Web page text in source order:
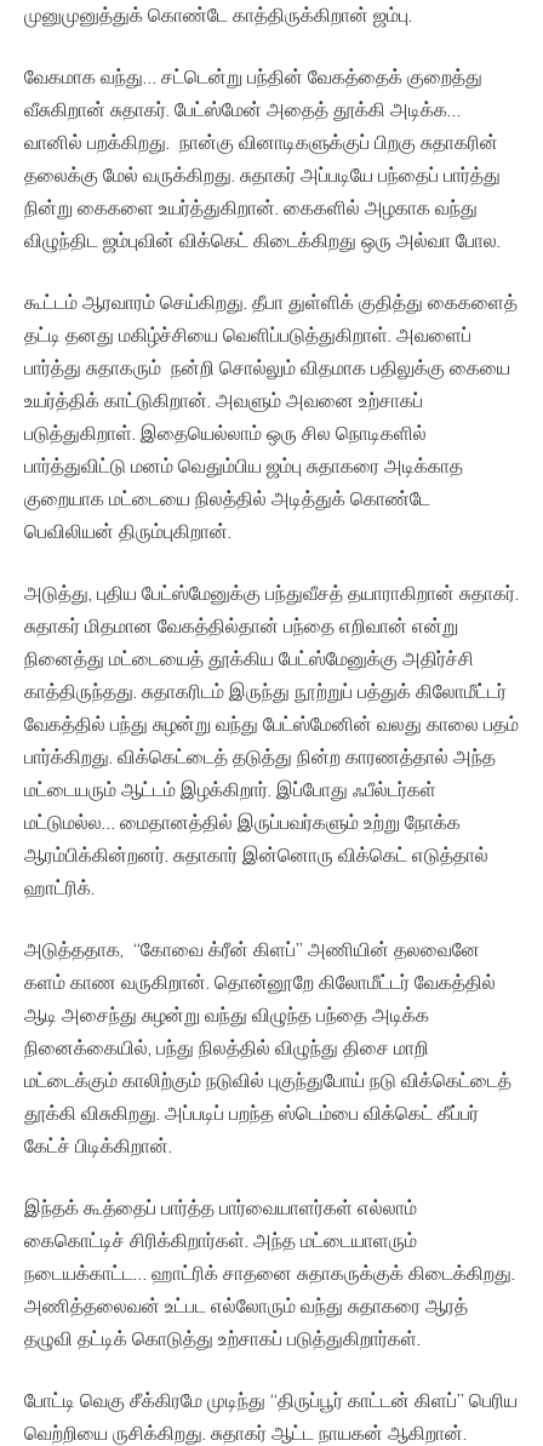
முனுமுனுத்துக் கொண்டே காத்திருக்கிறான் ஜம்பு.
வேகமாக வந்து… சட்டென்று பந்தின் வேகத்தைக் குறைத்து
வீசுகிறான் சுதாகர். பேட்ஸ்மேன் அதைத் தூக்கி அடிக்க…
வானில் பறக்கிறது. நான்கு வினாடிகளுக்குப் பிறகு சுதாகரின்
தலைக்கு மேல் வருக்கிறது. சுதாகர் அப்படியே பந்தைப் பார்த்து
நின்று கைகளை உயர்த்துகிறான். கைகளில் அழகாக வந்து
விழுந்திட ஜம்புவின் விக்கெட் கிடைக்கிறது ஒரு அல்வா போல.
கூட்டம் ஆரவாரம் செய்கிறது. தீபா துள்ளிக் குதித்து கைகளைத்
தட்டி தனது மகிழ்ச்சியை வெளிப்படுத்துகிறாள். அவளைப்
பார்த்து சுதாகரும் நன்றி சொல்லும் விதமாக பதிலுக்கு கையை
உயர்த்திக் காட்டுகிறான். அவளும் அவனை உற்சாகப்
படுத்துகிறாள். இதையெல்லாம் ஒரு சில நொடிகளில்
பார்த்துவிட்டு மனம் வெதும்பிய ஜம்பு சுதாகரை அடிக்காத
குறையாக மட்டையை நிலத்தில் அடித்துக் கொண்டே
பெவிலியன் திரும்புகிறான்.
அடுத்து, புதிய பேட்ஸ்மேனுக்கு பந்துவீசத் தயாராகிறான் சுதாகர்.
சுதாகர் மிதமான வேகத்தில்தான் பந்தை எறிவான் என்று
நினைத்து மட்டையைத் தூக்கிய பேட்ஸ்மேனுக்கு அதிர்ச்சி
காத்திருந்தது. சுதாகரிடம் இருந்து நூற்றுப் பத்துக் கிலோமீட்டர்
வேகத்தில் பந்து சுழன்று வந்து பேட்ஸ்மேனின் வலது காலை பதம்
பார்க்கிறது. விக்கெட்டைத் தடுத்து நின்ற காரணத்தால் அந்த
மட்டையரும் ஆட்டம் இழக்கிறார். இப்போது ஃபீல்டர்கள்
மட்டுமல்ல… மைதானத்தில் இருப்பவர்களும் உற்று நோக்க
ஆரம்பிக்கின்றனர். சுதாகார் இன்னொரு விக்கெட் எடுத்தால்
ஹாட்ரிக்.
அடுத்ததாக, “கோவை க்ரீன் கிளப்” அணியின் தலவைனே
களம் காண வருகிறான். தொன்னூறே கிலோமீட்டர் வேகத்தில்
ஆடி அசைந்து சுழன்று வந்து விழுந்த பந்தை அடிக்க
நினைக்கையில், பந்து நிலத்தில் விழுந்து திசை மாறி
மட்டைக்கும் காலிற்கும் நடுவில் புகுந்துபோய் நடு விக்கெட்டைத்
தூக்கி விசுகிறது. அப்படிப் பறந்த ஸ்டெம்பை விக்கெட் கீப்பர்
கேட்ச் பிடிக்கிறான்.
இந்தக் கூத்தைப் பார்த்த பார்வையாளர்கள் எல்லாம்
கைகொட்டிச் சிரிக்கிறார்கள். அந்த மட்டையாளரும்
நடையக்காட்ட… ஹாட்ரிக் சாதனை சுதாகருக்குக் கிடைக்கிறது.
அணித்தலைவன் உட்பட எல்லோரும் வந்து சுதாகரை ஆரத்
தழுவி தட்டிக் கொடுத்து உற்சாகப் படுத்துகிறார்கள்.
போட்டி வெகு சீக்கிரமே முடிந்து “திருப்பூர் காட்டன் கிளப்” பெரிய
வெற்றியை ருசிக்கிறது. சுதாகர் ஆட்ட நாயகன் ஆகிறான்.